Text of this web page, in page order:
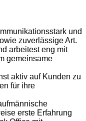
und
zuverlässige Art.
arbeitest eng mit
gemeinsame
aktiv auf Kunden zu
für ihre
erste Erfahrung